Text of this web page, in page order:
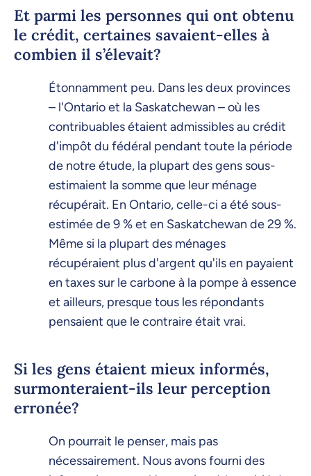
Et parmi les personnes qui ont obtenu
le crédit, certaines savaient-elles à
combien il s’élevait?
Étonnamment peu. Dans les deux provinces
– l'Ontario et la Saskatchewan – où les
contribuables étaient admissibles au crédit
d'impôt du fédéral pendant toute la période
de notre étude, la plupart des gens sous-
estimaient la somme que leur ménage
récupérait. En Ontario, celle-ci a été sous-
estimée de 9 % et en Saskatchewan de 29 %.
Même si la plupart des ménages
récupéraient plus d'argent qu'ils en payaient
en taxes sur le carbone à la pompe à essence
et ailleurs, presque tous les répondants
pensaient que le contraire était vrai.
Si les gens étaient mieux informés,
surmonteraient-ils leur perception
erronée?
On pourrait le penser, mais pas
nécessairement. Nous avons fourni des